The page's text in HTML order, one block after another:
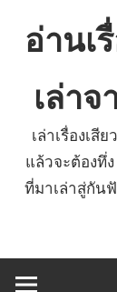
อ่านเ
เล่า
เล่าเรื่องเสี
แล้วจะต้องทึ่
ที่มาเล่าสู่กัน